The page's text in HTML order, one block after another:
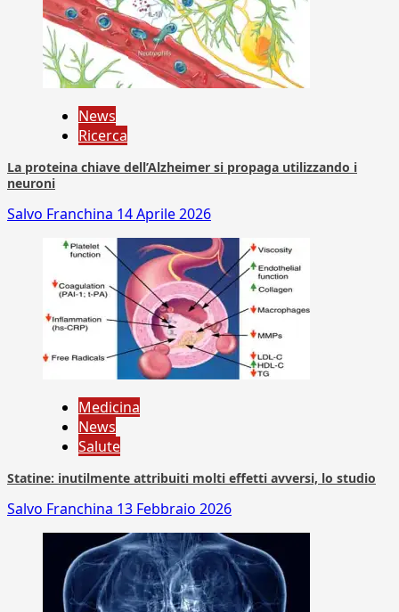
News
Ricerca
La proteina chiave dell’Alzheimer si propaga utilizzando i
neuroni
Salvo Franchina 14 Aprile 2026
Medicina
News
Salute
Statine: inutilmente attribuiti molti effetti avversi, lo studio
Salvo Franchina 13 Febbraio 2026